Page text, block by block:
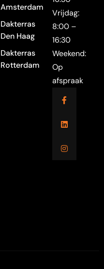
Amsterdam
Dakterras
Den Haag
Dakterras
Rotterdam
Vrijdag:
8:00 –
16:30
Weekend:
Op
afspraak